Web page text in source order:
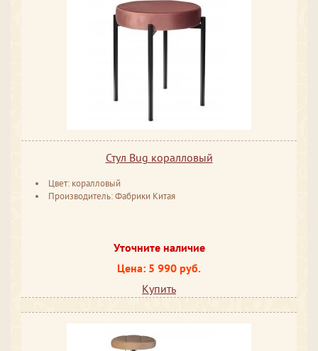
Стул Bug коралловый
Цвет: коралловый
Производитель: Фабрики Китая
Уточните наличие
Цена: 5 990 руб.
Купить